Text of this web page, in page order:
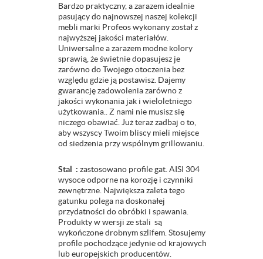
Bardzo praktyczny, a zarazem idealnie
pasujący do najnowszej naszej kolekcji
mebli marki Profeos wykonany został z
najwyższej jakości materiałów.
Uniwersalne a zarazem modne kolory
sprawią, że świetnie dopasujesz je
zarówno do Twojego otoczenia bez
względu gdzie ją postawisz. Dajemy
gwarancję zadowolenia zarówno z
jakości wykonania jak i wieloletniego
użytkowania.. Z nami nie musisz się
niczego obawiać. Już teraz zadbaj o to,
aby wszyscy Twoim bliscy mieli miejsce
od siedzenia przy wspólnym grillowaniu.
Stal : zastosowano profile gat. AISI 304
wysoce odporne na korozję i czynniki
zewnętrzne. Największa zaleta tego
gatunku polega na doskonałej
przydatności do obróbki i spawania.
Produkty w wersji ze stali są
wykończone drobnym szlifem. Stosujemy
profile pochodzące jedynie od krajowych
lub europejskich producentów.